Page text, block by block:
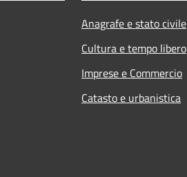
Anagrafe e stato civile
Cultura e tempo libero
Imprese e Commercio
Catasto e urbanistica